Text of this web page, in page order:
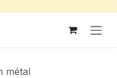
métal